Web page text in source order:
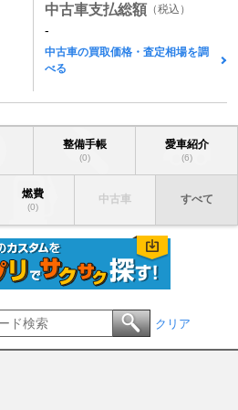
中古車支払総額 （税込）
-
中古車の買取価格・査定相場を調
べる
整備手帳
(0)
愛車紹介
(6)
燃費
(0)
中古車 すべて
クリア